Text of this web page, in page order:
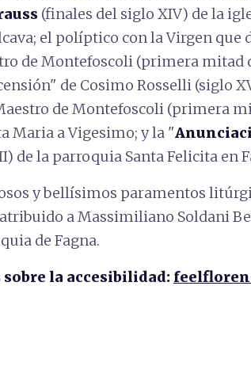
(finales del siglo XIV) de la
el políptico con la Virgen que
de Montefoscoli (primera mitad
de Cosimo Rosselli (siglo
de Montefoscoli (primera
Maria a Vigesimo; y la "
de la parroquia Santa Felicita en
y bellísimos paramentos
a Massimiliano Soldani
de Fagna.
la accesibilidad: